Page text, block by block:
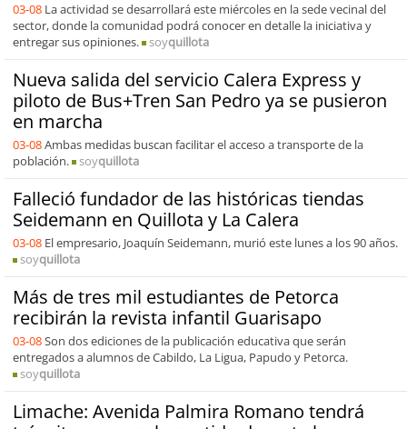
03-08 La actividad se desarrollará este miércoles en la sede vecinal del
sector, donde la comunidad podrá conocer en detalle la iniciativa y
entregar sus opiniones.
soyquillota
Nueva salida del servicio Calera Express y
piloto de Bus+Tren San Pedro ya se pusieron
en marcha
03-08Ambas medidas buscan facilitar el acceso a transporte de la
población.
soyquillota
Falleció fundador de las históricas tiendas
Seidemann en Quillota y La Calera
03-08 El empresario, Joaquín Seidemann, murió este lunes a los 90 años.
soyquillota
Más de tres mil estudiantes de Petorca
recibirán la revista infantil Guarisapo
03-08Son dos ediciones de la publicación educativa que serán
entregados a alumnos de Cabildo, La Ligua, Papudo y Petorca.
soyquillota
Limache: Avenida Palmira Romano tendrá